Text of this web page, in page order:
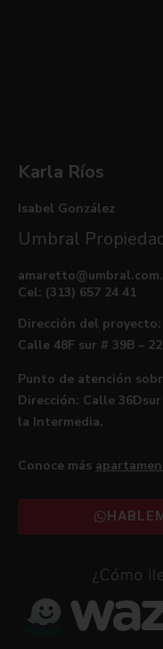
Karla Ríos
Isabel González
Umbral
Cel: (313) 657 24 41
Dirección del proyecto:
Calle 48F sur # 39B –
Punto de atención
Dirección: Calle
la Intermedia.
Conoce más